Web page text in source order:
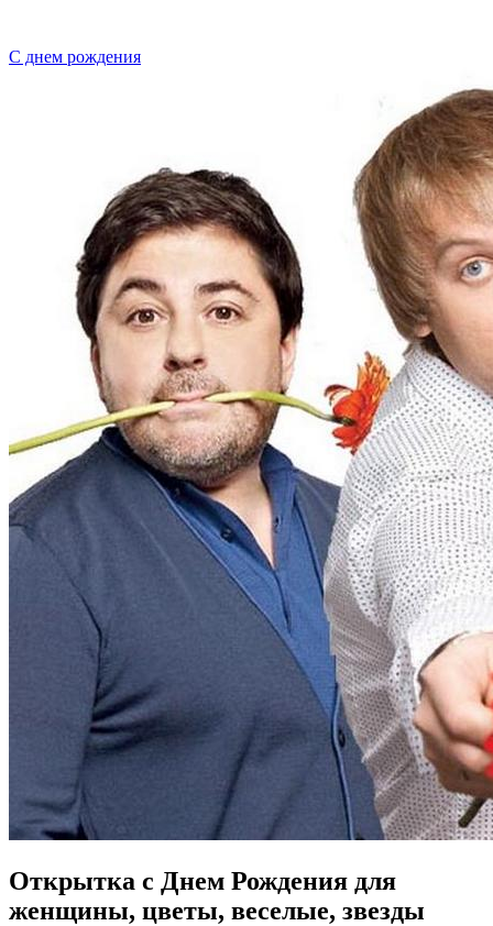
С днем рождения
Открытка с Днем Рождения для
женщины, цветы, веселые, звезды